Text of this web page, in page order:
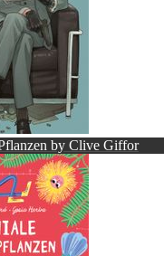
by Clive Giffor